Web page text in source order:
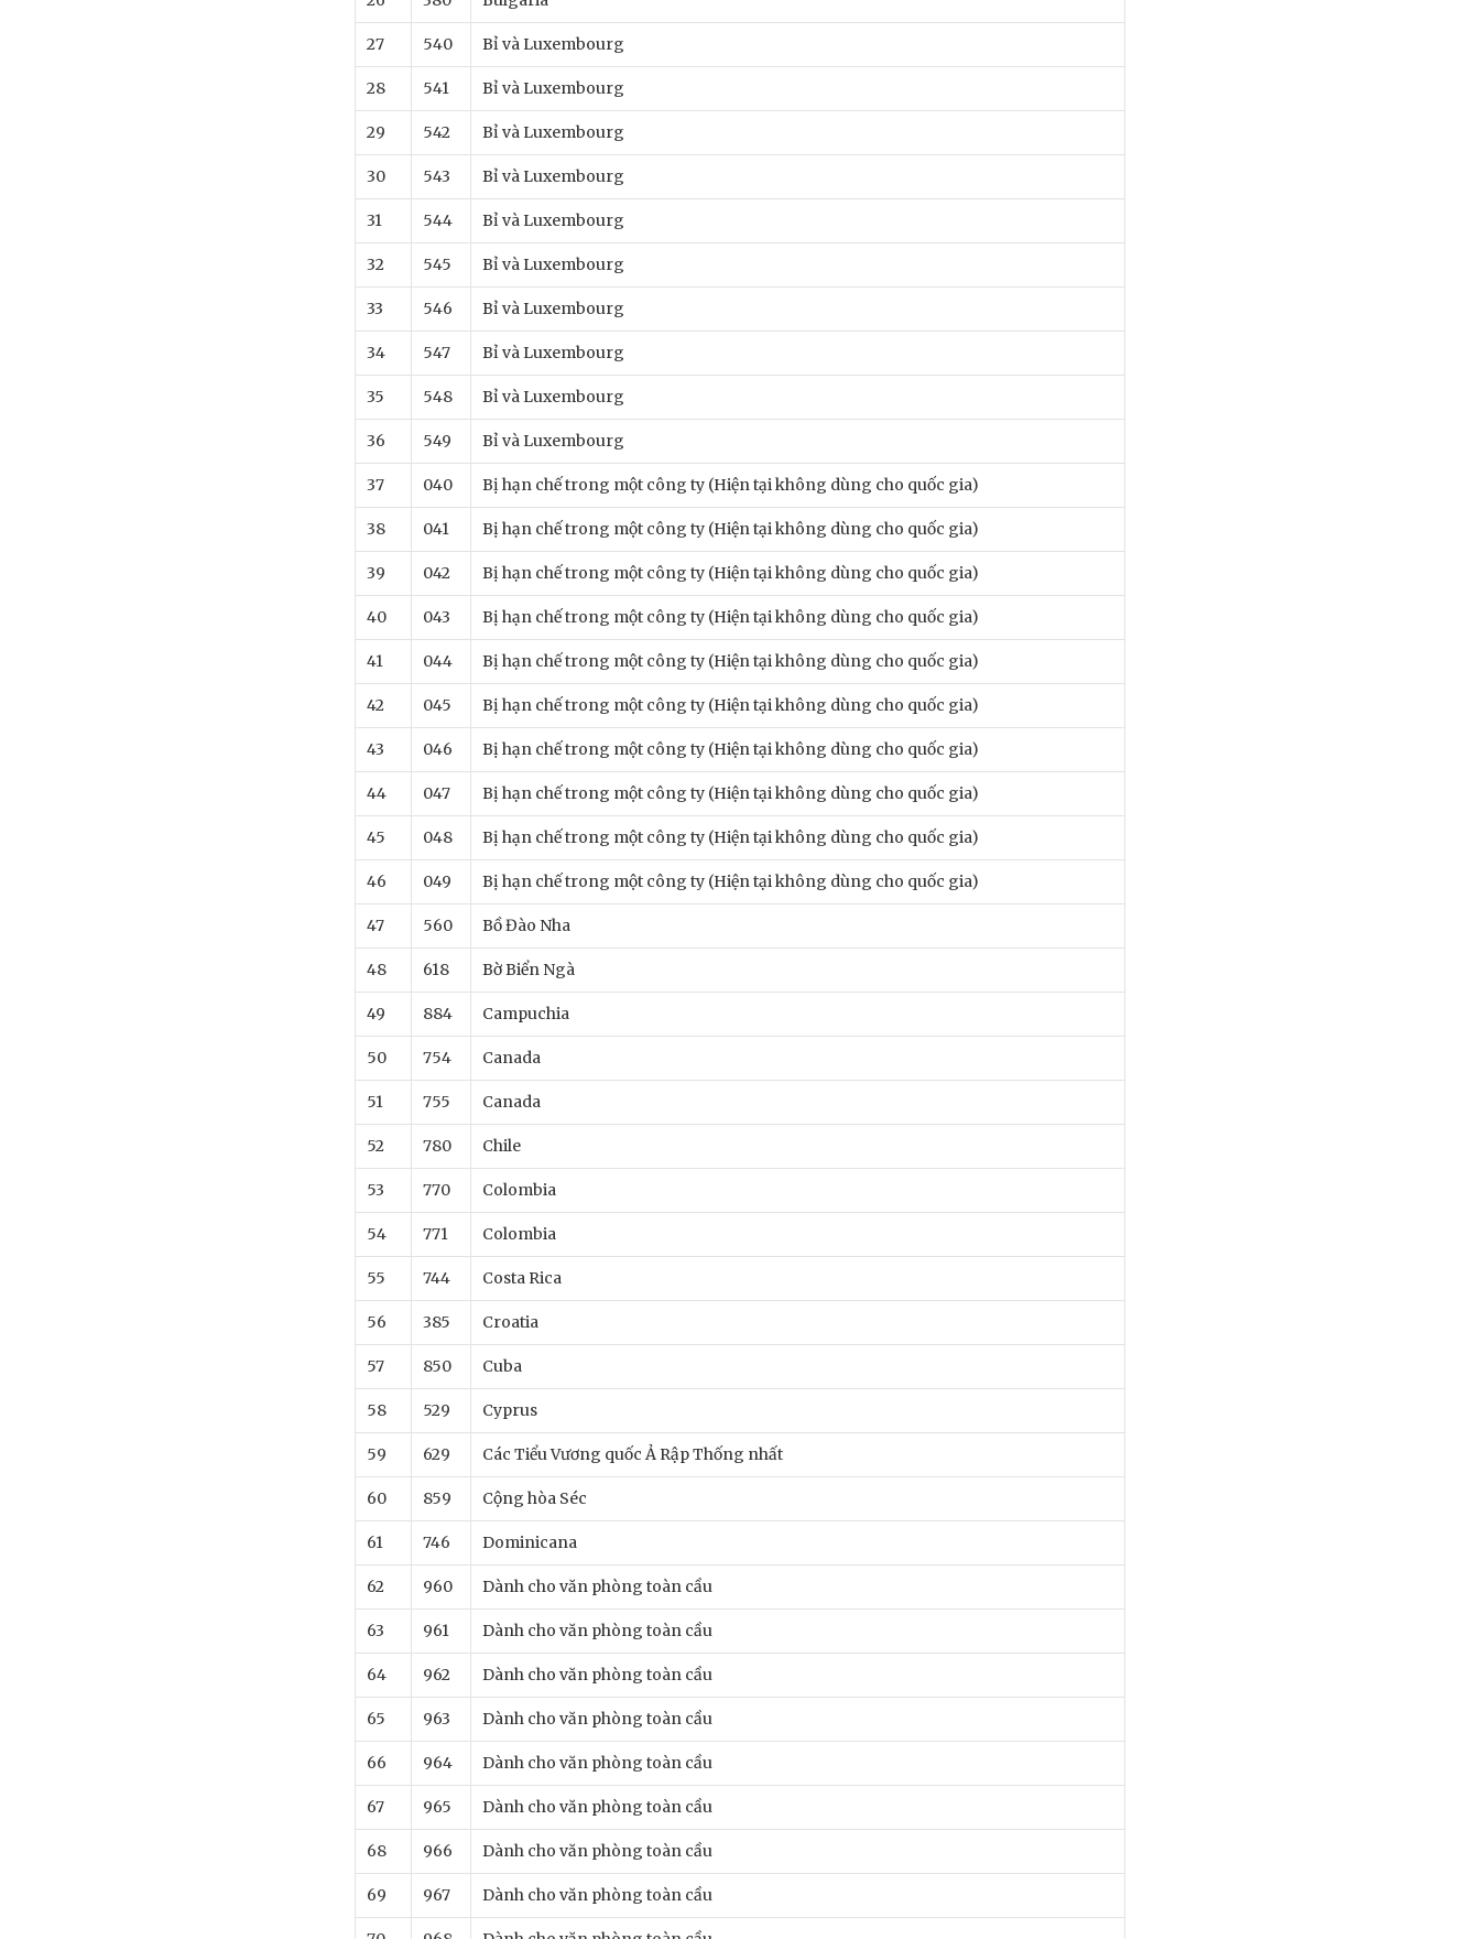
27 540 Bỉ và Luxembourg
28 541 Bỉ và Luxembourg
29 542 Bỉ và Luxembourg
30 543 Bỉ và Luxembourg
31 544 Bỉ và Luxembourg
32 545 Bỉ và Luxembourg
33 546 Bỉ và Luxembourg
34 547 Bỉ và Luxembourg
35 548 Bỉ và Luxembourg
36 549 Bỉ và Luxembourg
37 040 Bị hạn chế trong một công ty (Hiện tại không dùng cho quốc gia)
38 041 Bị hạn chế trong một công ty (Hiện tại không dùng cho quốc gia)
39 042 Bị hạn chế trong một công ty (Hiện tại không dùng cho quốc gia)
40 043 Bị hạn chế trong một công ty (Hiện tại không dùng cho quốc gia)
41 044 Bị hạn chế trong một công ty (Hiện tại không dùng cho quốc gia)
42 045 Bị hạn chế trong một công ty (Hiện tại không dùng cho quốc gia)
43 046 Bị hạn chế trong một công ty (Hiện tại không dùng cho quốc gia)
44 047 Bị hạn chế trong một công ty (Hiện tại không dùng cho quốc gia)
45 048 Bị hạn chế trong một công ty (Hiện tại không dùng cho quốc gia)
46 049 Bị hạn chế trong một công ty (Hiện tại không dùng cho quốc gia)
47 560 Bồ Đào Nha
48 618 Bờ Biển Ngà
49 884 Campuchia
50 754 Canada
51 755 Canada
52 780 Chile
53 770 Colombia
54 771 Colombia
55 744 Costa Rica
56 385 Croatia
57 850 Cuba
58 529 Cyprus
59 629 Các Tiểu Vương quốc Ả Rập Thống nhất
60 859 Cộng hòa Séc
61 746 Dominicana
62 960 Dành cho văn phòng toàn cầu
63 961 Dành cho văn phòng toàn cầu
64 962 Dành cho văn phòng toàn cầu
65 963 Dành cho văn phòng toàn cầu
66 964 Dành cho văn phòng toàn cầu
67 965 Dành cho văn phòng toàn cầu
68 966 Dành cho văn phòng toàn cầu
69 967 Dành cho văn phòng toàn cầu